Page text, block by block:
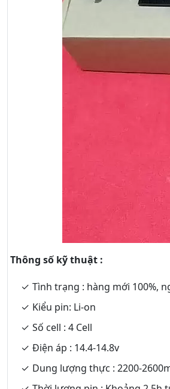
Thông số kỹ thuật :
Tình trạng : hàng mới 100%,
Kiểu pin: Li-on
Số cell : 4 Cell
Điện áp : 14.4-14.8v
Dung lượng thực : 2200-